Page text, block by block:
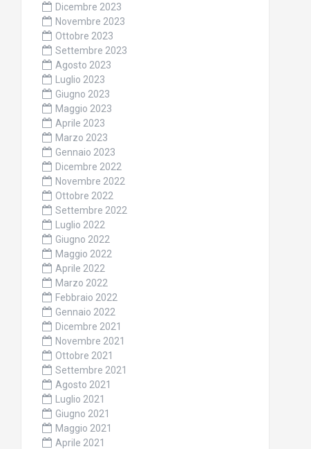
Dicembre 2023
Novembre 2023
Ottobre 2023
Settembre 2023
Agosto 2023
Luglio 2023
Giugno 2023
Maggio 2023
Aprile 2023
Marzo 2023
Gennaio 2023
Dicembre 2022
Novembre 2022
Ottobre 2022
Settembre 2022
Luglio 2022
Giugno 2022
Maggio 2022
Aprile 2022
Marzo 2022
Febbraio 2022
Gennaio 2022
Dicembre 2021
Novembre 2021
Ottobre 2021
Settembre 2021
Agosto 2021
Luglio 2021
Giugno 2021
Maggio 2021
Aprile 2021